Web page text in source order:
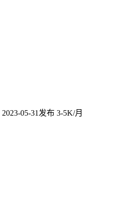
2023-05-31发布 3-5K/月